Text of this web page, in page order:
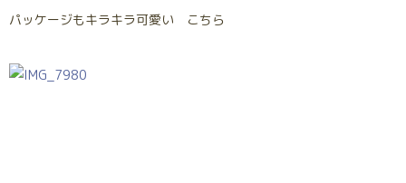
パッケージもキラキラ可愛い こちら